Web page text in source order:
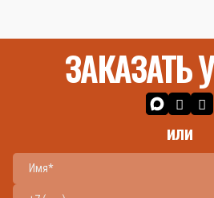
ЗАКАЗАТЬ
или